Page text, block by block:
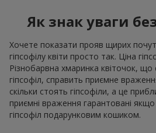
Як знак уваги
Хочете показати прояв щирих
гіпсофілу квіти просто так. Ціна
Різнобарвна хмаринка квіточок,
гіпсофіл, справить приємне
скільки стоять гіпсофіли, а це
приємні враження гарантовані
гіпсофіл подарунковим кошиком.